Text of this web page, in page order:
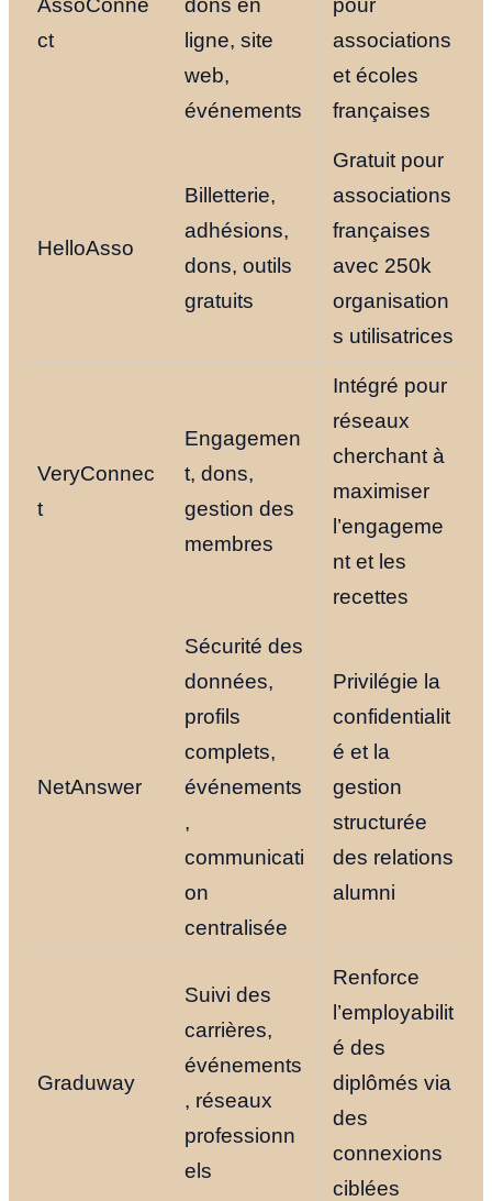
AssoConne
ct
dons en
ligne, site
web,
événements
pour
associations
et écoles
françaises
HelloAsso
Billetterie,
adhésions,
dons, outils
gratuits
Gratuit pour
associations
françaises
avec 250k
organisation
s utilisatrices
VeryConnec
t
Engagemen
t, dons,
gestion des
membres
Intégré pour
réseaux
cherchant à
maximiser
l’engageme
nt et les
recettes
NetAnswer
Sécurité des
données,
profils
complets,
événements
,
communicati
on
centralisée
Privilégie la
confidentialit
é et la
gestion
structurée
des relations
alumni
Graduway
Suivi des
carrières,
événements
, réseaux
professionn
els
Renforce
l’employabilit
é des
diplômés via
des
connexions
ciblées